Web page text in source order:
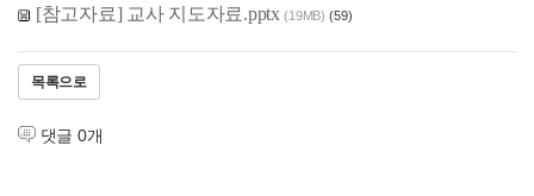
[참고자료] 교사 지도자료.pptx (19MB) (59)
목록으로
댓글 0개